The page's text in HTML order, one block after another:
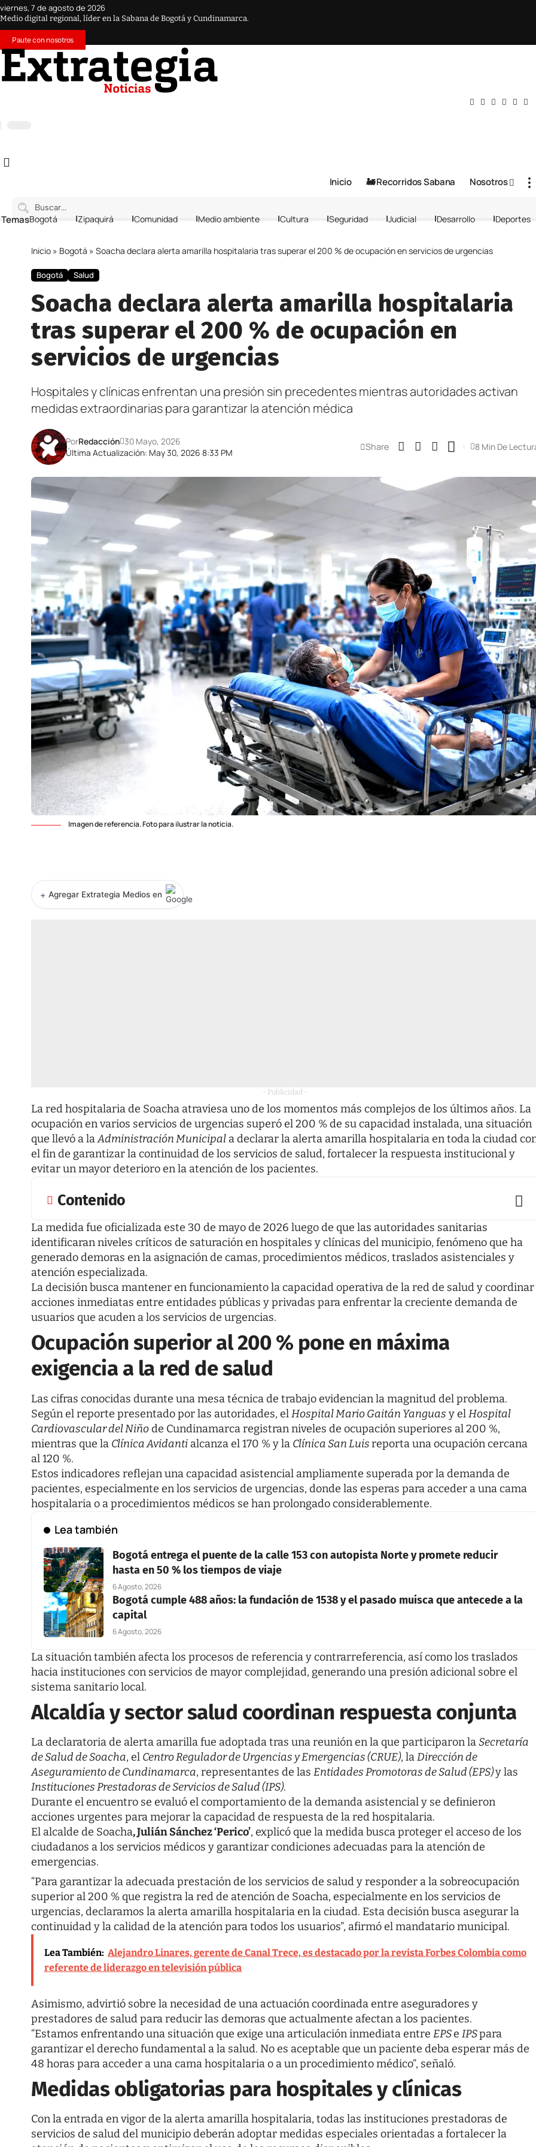
viernes, 7 de agosto de 2026
Medio digital regional, líder en la Sabana de Bogotá y Cundinamarca.
Paute con nosotros
Inicio 🚂 Recorridos Sabana Nosotros
Bogotá Zipaquirá Comunidad Medio ambiente Cultura Seguridad Judicial Desarrollo Deportes
Inicio » Bogotá » Soacha declara alerta amarilla hospitalaria tras superar el 200 % de ocupación en servicios de urgencias
Bogotá Salud
Soacha declara alerta amarilla hospitalaria
tras superar el 200 % de ocupación en
servicios de urgencias
Hospitales y clínicas enfrentan una presión sin precedentes mientras autoridades activan
medidas extraordinarias para garantizar la atención médica
Última Actualización: May 30, 2026 8:33 PM
PorRedacción 30 Mayo, 2026 Share 8 Min De
Imagen de referencia. Foto para ilustrar la noticia.
+ Agregar Extrategia Medios en
- Publicidad -
La red hospitalaria de Soacha atraviesa uno de los momentos más complejos de los últimos años. La
ocupación en varios servicios de urgencias superó el 200 % de su capacidad instalada, una situación
que llevó a laAdministración Municipal a declarar la alerta amarilla hospitalaria en toda la ciudad
el fin de garantizar la continuidad de los servicios de salud, fortalecer la respuesta institucional y
evitar un mayor deterioro en la atención de los pacientes.
Contenido
La medida fue oficializada este 30 de mayo de 2026 luego de que las autoridades sanitarias
identificaran niveles críticos de saturación en hospitales y clínicas del municipio, fenómeno que ha
generado demoras en la asignación de camas, procedimientos médicos, traslados asistenciales y
atención especializada.
La decisión busca mantener en funcionamiento la capacidad operativa de la red de salud y coordinar
acciones inmediatas entre entidades públicas y privadas para enfrentar la creciente demanda de
usuarios que acuden a los servicios de urgencias.
Ocupación superior al 200 % pone en máxima
exigencia a la red de salud
Las cifras conocidas durante una mesa técnica de trabajo evidencian la magnitud del problema.
Según el reporte presentado por las autoridades, elHospital Mario Gaitán Yanguas y elHospital
Cardiovascular del Niñode Cundinamarca registran niveles de ocupación superiores al 200 %,
mientras que la Clínica Avidanti alcanza el 170 % y la Clínica San Luisreporta una ocupación cercana
al 120 %.
Estos indicadores reflejan una capacidad asistencial ampliamente superada por la demanda de
pacientes, especialmente en los servicios de urgencias, donde las esperas para acceder a una cama
hospitalaria o a procedimientos médicos se han prolongado considerablemente.
Lea también
Bogotá entrega el puente de la calle 153 con autopista Norte y promete reducir
hasta en 50 % los tiempos de viaje
6 Agosto, 2026
Bogotá cumple 488 años: la fundación de 1538 y el pasado muisca que antecede a la
capital
6 Agosto, 2026
La situación también afecta los procesos de referencia y contrarreferencia, así como los traslados
hacia instituciones con servicios de mayor complejidad, generando una presión adicional sobre el
sistema sanitario local.
Alcaldía y sector salud coordinan respuesta conjunta
La declaratoria de alerta amarilla fue adoptada tras una reunión en la que participaron laSecretaría
de Salud de Soacha, el Centro Regulador de Urgencias y Emergencias (CRUE), laDirección de
Aseguramiento de Cundinamarca, representantes de las Entidades Promotoras de Salud (EPS)y las
Instituciones Prestadoras de Servicios de Salud (IPS).
Durante el encuentro se evaluó el comportamiento de la demanda asistencial y se definieron
acciones urgentes para mejorar la capacidad de respuesta de la red hospitalaria.
El alcalde de Soacha, Julián Sánchez ‘Perico’, explicó que la medida busca proteger el acceso de los
ciudadanos a los servicios médicos y garantizar condiciones adecuadas para la atención de
emergencias.
“Para garantizar la adecuada prestación de los servicios de salud y responder a la sobreocupación
superior al 200 % que registra la red de atención de Soacha, especialmente en los servicios de
urgencias, declaramos la alerta amarilla hospitalaria en la ciudad. Esta decisión busca asegurar la
continuidad y la calidad de la atención para todos los usuarios”, afirmó el mandatario municipal.
Lea También: Alejandro Linares, gerente de Canal Trece, es destacado por la revista Forbes Colombia como
referente de liderazgo en televisión pública
Asimismo, advirtió sobre la necesidad de una actuación coordinada entre aseguradores y
prestadores de salud para reducir las demoras que actualmente afectan a los pacientes.
“Estamos enfrentando una situación que exige una articulación inmediata entre EPSe IPSpara
garantizar el derecho fundamental a la salud. No es aceptable que un paciente deba esperar más de
48 horas para acceder a una cama hospitalaria o a un procedimiento médico”, señaló.
Medidas obligatorias para hospitales y clínicas
Con la entrada en vigor de la alerta amarilla hospitalaria, todas las instituciones prestadoras de
servicios de salud del municipio deberán adoptar medidas especiales orientadas a fortalecer la